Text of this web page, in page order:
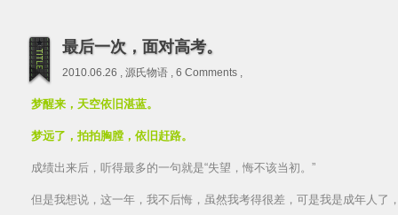
最后一次，面对高考。
2010.06.26 , 源氏物语 , 6 Comments ,
梦醒来，天空依旧湛蓝。
梦远了，拍拍胸膛，依旧赶路。
成绩出来后，听得最多的一句就是“失望，悔不该当初。”
但是我想说，这一年，我不后悔，虽然我考得很差，可是我是成年人了